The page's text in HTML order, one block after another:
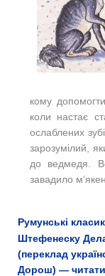
кому
коли настає
ослаблених
зарозумілий,
до ведмедя.
завадило
Румунські
Штефенеску
(переклад
Дорош) — читати